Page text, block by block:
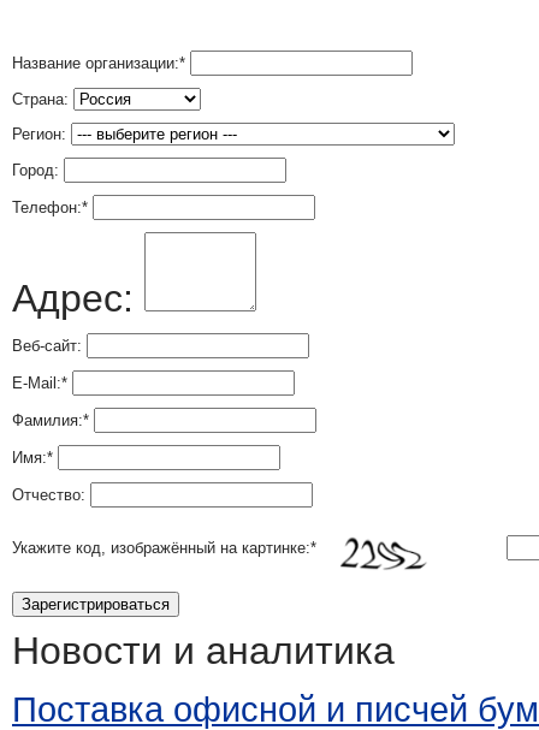
Название организации:*
Страна:
Регион:
Город:
Телефон:*
Адрес:
Веб-сайт:
E-Mail:*
Фамилия:*
Имя:*
Отчество:
Укажите код, изображённый на картинке:*
Новости и аналитика
Поставка офисной и писчей